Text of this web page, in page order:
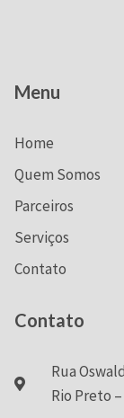
Menu
Home
Quem Somos
Parceiros
Serviços
Contato
Contato
Rua
Rio Preto –